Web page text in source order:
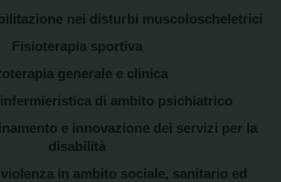
nei disturbi muscoloscheletrici
Fisioterapia sportiva
generale e clinica
di ambito psichiatrico
e innovazione dei servizi per la
disabilità
in ambito sociale, sanitario ed